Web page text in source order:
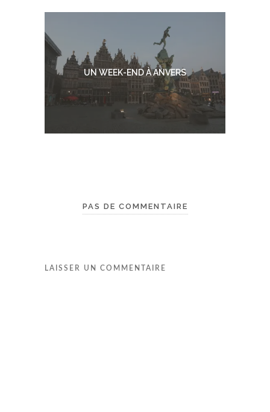
UN WEEK-END À ANVERS
PAS DE COMMENTAIRE
LAISSER UN COMMENTAIRE